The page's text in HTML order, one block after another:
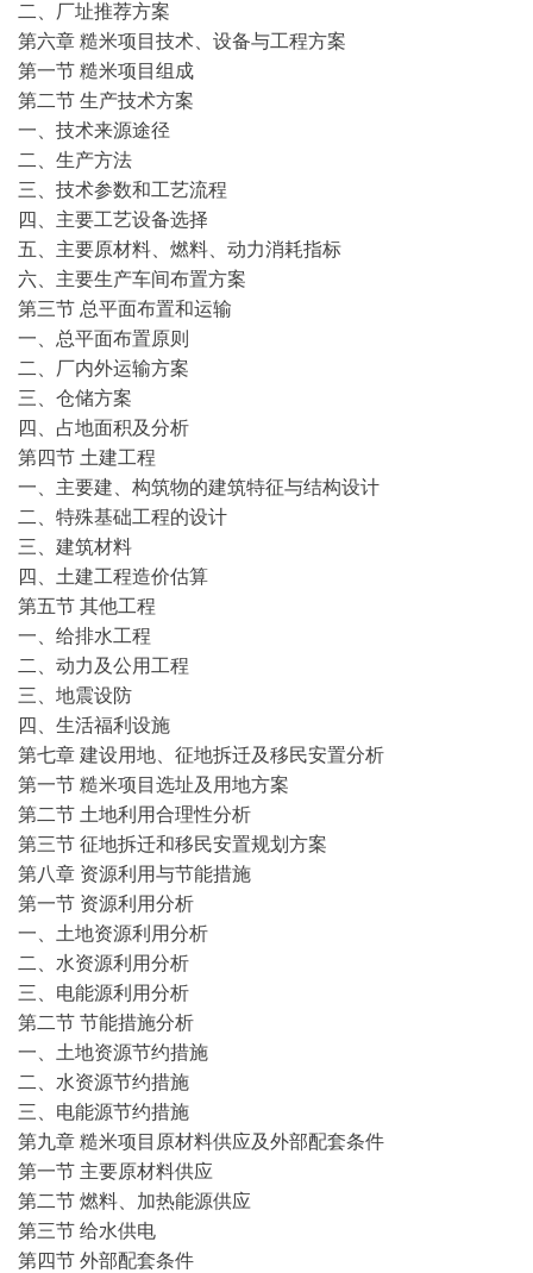
二、厂址推荐方案
第六章 糙米项目技术、设备与工程方案
第一节 糙米项目组成
第二节 生产技术方案
一、技术来源途径
二、生产方法
三、技术参数和工艺流程
四、主要工艺设备选择
五、主要原材料、燃料、动力消耗指标
六、主要生产车间布置方案
第三节 总平面布置和运输
一、总平面布置原则
二、厂内外运输方案
三、仓储方案
四、占地面积及分析
第四节 土建工程
一、主要建、构筑物的建筑特征与结构设计
二、特殊基础工程的设计
三、建筑材料
四、土建工程造价估算
第五节 其他工程
一、给排水工程
二、动力及公用工程
三、地震设防
四、生活福利设施
第七章 建设用地、征地拆迁及移民安置分析
第一节 糙米项目选址及用地方案
第二节 土地利用合理性分析
第三节 征地拆迁和移民安置规划方案
第八章 资源利用与节能措施
第一节 资源利用分析
一、土地资源利用分析
二、水资源利用分析
三、电能源利用分析
第二节 节能措施分析
一、土地资源节约措施
二、水资源节约措施
三、电能源节约措施
第九章 糙米项目原材料供应及外部配套条件
第一节 主要原材料供应
第二节 燃料、加热能源供应
第三节 给水供电
第四节 外部配套条件